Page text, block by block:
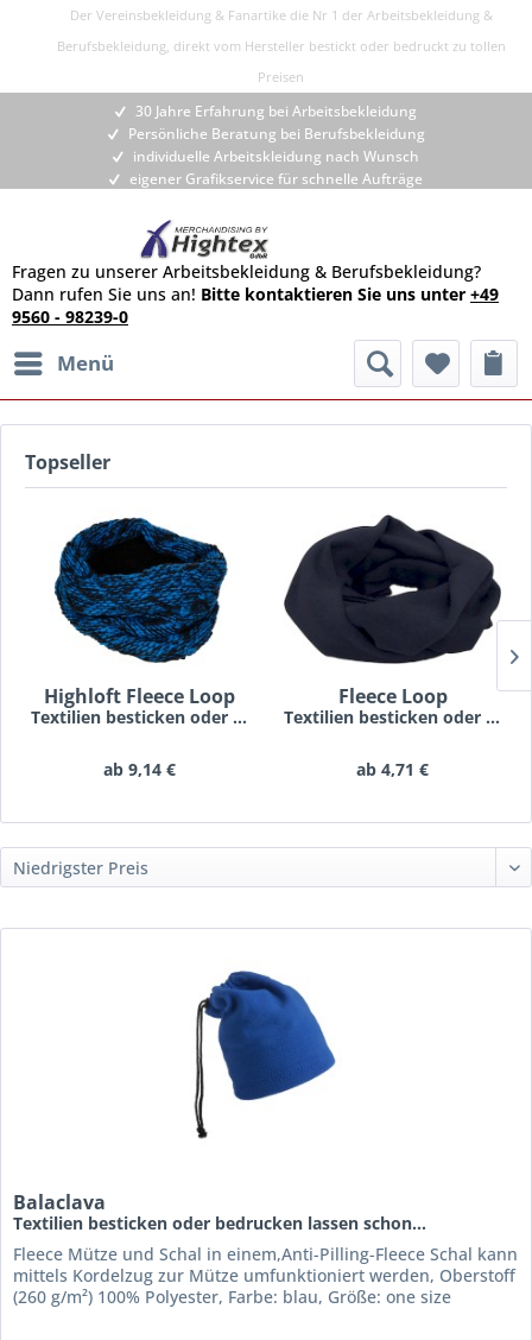
Der Vereinsbekleidung & Fanartike die Nr 1 der Arbeitsbekleidung &
Berufsbekleidung, direkt vom Hersteller bestickt oder bedruckt zu tollen
Preisen
30 Jahre Erfahrung bei Arbeitsbekleidung
Persönliche Beratung bei Berufsbekleidung
individuelle Arbeitskleidung nach Wunsch
eigener Grafikservice für schnelle Aufträge
Fragen zu unserer Arbeitsbekleidung & Berufsbekleidung?
Dann rufen Sie uns an! Bitte kontaktieren Sie uns unter +49
9560 - 98239-0
Menü
Topseller
Highloft Fleece Loop
Textilien besticken oder bedrucken lassen schon...
ab 9,14 €
Fleece Loop
Textilien besticken oder bedrucken lassen schon...
ab 4,71 €
Balaclava
Textilien besticken oder bedrucken lassen schon...
Fleece Mütze und Schal in einem,Anti-Pilling-Fleece Schal kann
mittels Kordelzug zur Mütze umfunktioniert werden, Oberstoff
(260 g/m²) 100% Polyester, Farbe: blau, Größe: one size